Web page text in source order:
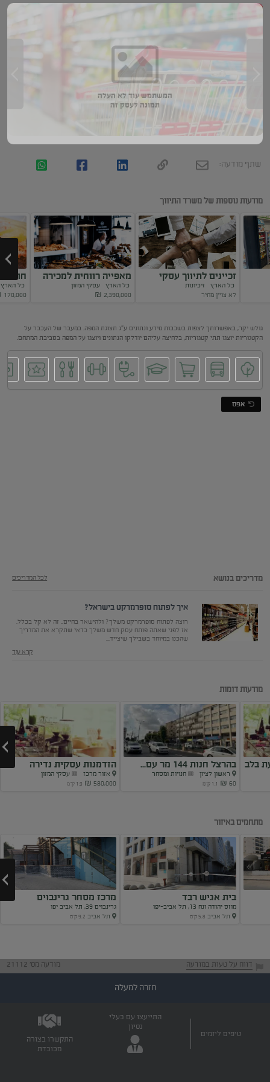
המשתמש עוד לא העלה
תמונה לעסק זה
שתף מודעה:
מודעות נוספות של משרד התיווך
זכיינים לתיווך עסקי
במותג המוביל
כל הארץ זיכיונות
לא צויין מחיר
מאפייה רווחית למכירה
במרכז הארץ
כל הארץ עסקי המזון
2,390,000
₪
כל
170,000
גולש יקר, באפשרותך לצפות בשכבות מידע ונתונים ע"ג תצוגת המפה. במעבר של העכבר על
הקטגוריות יוצגו תתי קטגוריות, בלחיצה עליהם יודלקו הנתונים ויוצגו על המפה בסביבת המתחם.
אפס
מדריכים בנושא לכל המדריכים
איך לפתוח סופרמרקט בישראל?
רוצה לפתוח סופרמרקט משלך? ולהישאר בחיים.. זה לא קל בכלל.
אז לפני שאתה פותח עסק חדש משלך כדאי שתקרא את המדריך
שהכנו במיוחד בשבילך שיצייד...
קרא עוד
מודעות דומות
בלב בהרצל חנות 144 מר עם...
ראשון לציון
חנויות ומסחר
60 ₪
1.1 ק"מ
הזדמנות עסקית נדירה
אזור מרכז
עסקי המזון
580,000 ₪
1.9 ק"מ
מתחמים באיזור
בית אגיש רבד
מוזס יהודה ונח 13, תל אביב-יפו
תל אביב 5.8 ק"מ
מרכז מסחר גרינבוים
גרינבוים 39, תל אביב יפו
תל אביב 9.2 ק"מ
דווח על טעות במודעה מודעה מס' 21112
חזרה למעלה
טיפים ליזמים
התייעצו עם בעלי
נסיון
התקשרו בצורה
מכובדת